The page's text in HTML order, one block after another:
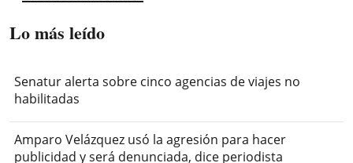
Lo más leído
Senatur alerta sobre cinco agencias de viajes no
habilitadas
Amparo Velázquez usó la agresión para hacer
publicidad y será denunciada, dice periodista